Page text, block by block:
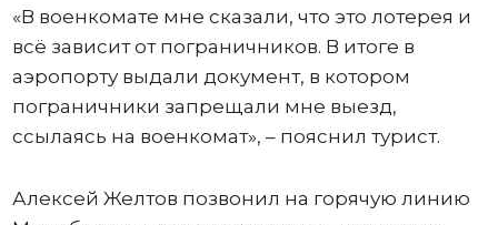
«В военкомате мне сказали, что это лотерея и
всё зависит от пограничников. В итоге в
аэропорту выдали документ, в котором
пограничники запрещали мне выезд,
ссылаясь на военкомат», – пояснил турист.
Алексей Желтов позвонил на горячую линию